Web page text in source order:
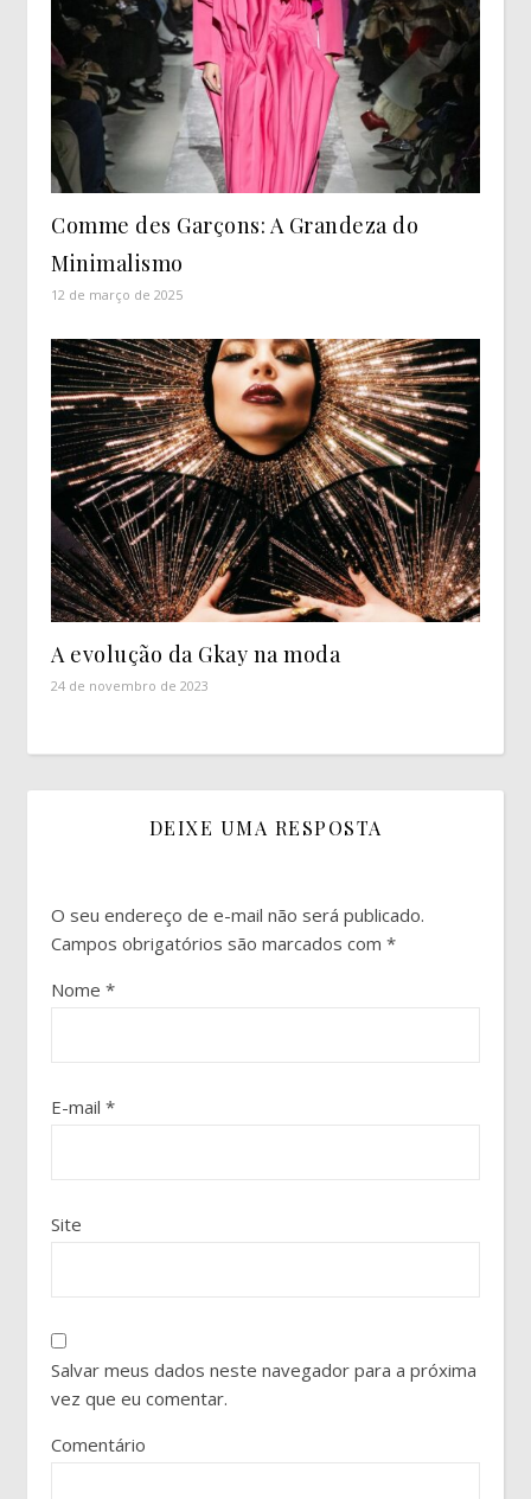
Comme des Garçons: A Grandeza do
Minimalismo
12 de março de 2025
A evolução da Gkay na moda
24 de novembro de 2023
DEIXE UMA RESPOSTA
O seu endereço de e-mail não será publicado.
Campos obrigatórios são marcados com *
Nome *
E-mail *
Site
Salvar meus dados neste navegador para a próxima
vez que eu comentar.
Comentário